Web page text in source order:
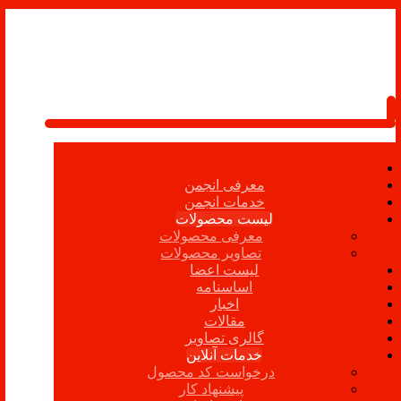
معرفی انجمن
خدمات انجمن
لیست محصولات
معرفی محصولات
تصاویر محصولات
لیست اعضا
اساسنامه
اخبار
مقالات
گالری تصاویر
خدمات آنلاین
درخواست کد محصول
پیشنهاد کار